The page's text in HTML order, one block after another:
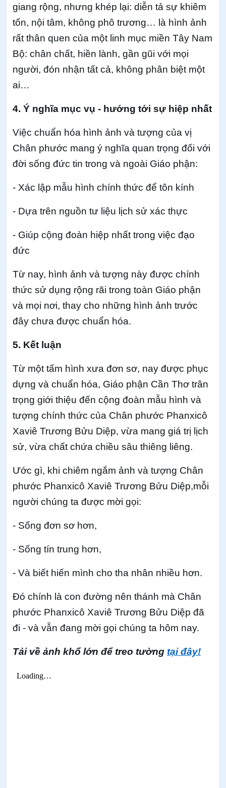
giang rộng, nhưng khép lại: diễn tả sự khiêm
tốn, nội tâm, không phô trương… là hình ảnh
rất thân quen của một linh mục miền Tây Nam
Bộ: chân chất, hiền lành, gần gũi với mọi
người, đón nhận tất cả, không phân biệt một
ai…
4. Ý nghĩa mục vụ - hướng tới sự hiệp nhất
Việc chuẩn hóa hình ảnh và tượng của vị
Chân phước mang ý nghĩa quan trọng đối với
đời sống đức tin trong và ngoài Giáo phận:
- Xác lập mẫu hình chính thức để tôn kính
- Dựa trên nguồn tư liệu lịch sử xác thực
- Giúp cộng đoàn hiệp nhất trong việc đạo
đức
Từ nay, hình ảnh và tượng này được chính
thức sử dụng rộng rãi trong toàn Giáo phận
và mọi nơi, thay cho những hình ảnh trước
đây chưa được chuẩn hóa.
5. Kết luận
Từ một tấm hình xưa đơn sơ, nay được phục
dựng và chuẩn hóa, Giáo phận Cần Thơ trân
trọng giới thiệu đến cộng đoàn mẫu hình và
tượng chính thức của Chân phước Phanxicô
Xaviê Trương Bửu Diệp, vừa mang giá trị lịch
sử, vừa chất chứa chiều sâu thiêng liêng.
Ước gì, khi chiêm ngắm ảnh và tượng Chân
phước Phanxicô Xaviê Trương Bửu Diệp,mỗi
người chúng ta được mời gọi:
- Sống đơn sơ hơn,
- Sống tín trung hơn,
- Và biết hiến mình cho tha nhân nhiều hơn.
Đó chính là con đường nên thánh mà Chân
phước Phanxicô Xaviê Trương Bửu Diệp đã
đi - và vẫn đang mời gọi chúng ta hôm nay.
Tải về ảnh khổ lớn để treo tường tại đây!